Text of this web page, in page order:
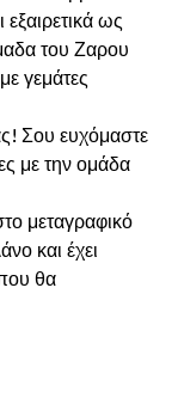
εξαιρετικά ως
του Ζαρου
γεμάτες
Σου ευχόμαστε
με την ομάδα
μεταγραφικό
και έχει
θα